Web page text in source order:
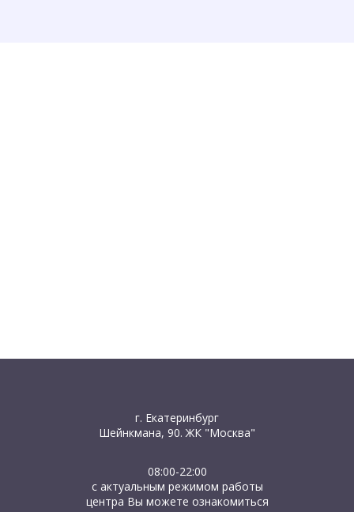
г. Екатеринбург
Шейнкмана, 90. ЖК "Москва"
08:00-22:00
с актуальным режимом работы
центра Вы можете ознакомиться